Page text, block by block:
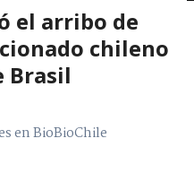
el arribo de
chileno
Brasil
en BioBioChile